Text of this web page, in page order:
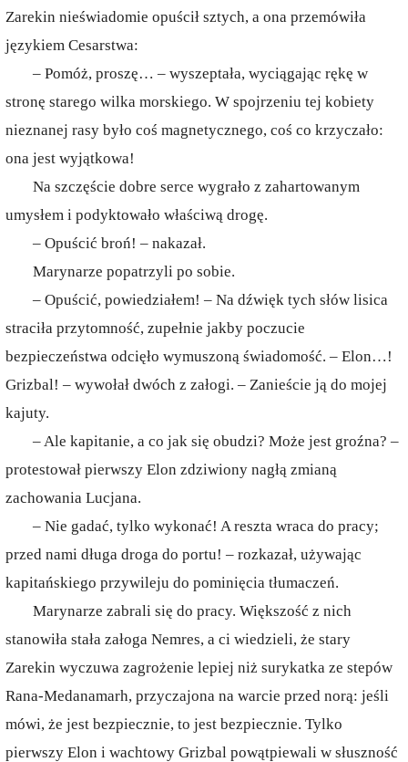
Zarekin nieświadomie opuścił sztych, a ona przemówiła
językiem Cesarstwa:
– Pomóż, proszę… – wyszeptała, wyciągając rękę w
stronę starego wilka morskiego. W spojrzeniu tej kobiety
nieznanej rasy było coś magnetycznego, coś co krzyczało:
ona jest wyjątkowa!
Na szczęście dobre serce wygrało z zahartowanym
umysłem i podyktowało właściwą drogę.
– Opuścić broń! – nakazał.
Marynarze popatrzyli po sobie.
– Opuścić, powiedziałem! – Na dźwięk tych słów lisica
straciła przytomność, zupełnie jakby poczucie
bezpieczeństwa odcięło wymuszoną świadomość. – Elon…!
Grizbal! – wywołał dwóch z załogi. – Zanieście ją do mojej
kajuty.
– Ale kapitanie, a co jak się obudzi? Może jest groźna? –
protestował pierwszy Elon zdziwiony nagłą zmianą
zachowania Lucjana.
– Nie gadać, tylko wykonać! A reszta wraca do pracy;
przed nami długa droga do portu! – rozkazał, używając
kapitańskiego przywileju do pominięcia tłumaczeń.
Marynarze zabrali się do pracy. Większość z nich
stanowiła stała załoga Nemres, a ci wiedzieli, że stary
Zarekin wyczuwa zagrożenie lepiej niż surykatka ze stepów
Rana-Medanamarh, przyczajona na warcie przed norą: jeśli
mówi, że jest bezpiecznie, to jest bezpiecznie. Tylko
pierwszy Elon i wachtowy Grizbal powątpiewali w słuszność